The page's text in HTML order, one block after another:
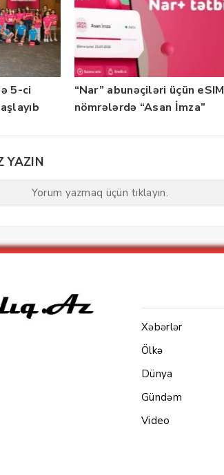
5-ci
“Nar” abunəçiləri üçün eSIM
nömrələrdə “Asan İmza”
YAZIN
Yorum yazmaq üçün tıklayın.
Xəbərlər
Ölkə
Dünya
Gündəm
Video